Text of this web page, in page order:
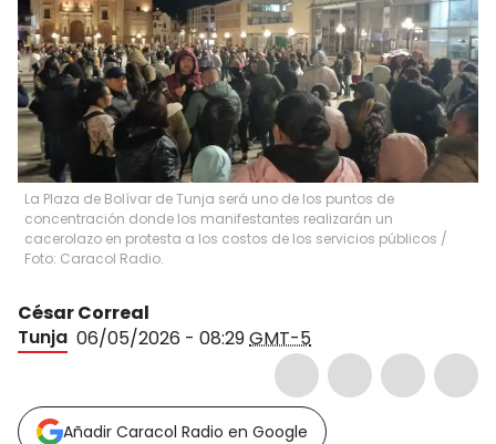
La Plaza de Bolívar de Tunja será uno de los puntos de
concentración donde los manifestantes realizarán un
cacerolazo en protesta a los costos de los servicios públicos /
Foto: Caracol Radio.
César Correal
Tunja 06/05/2026 - 08:29GMT-5
Añadir Caracol Radio en Google